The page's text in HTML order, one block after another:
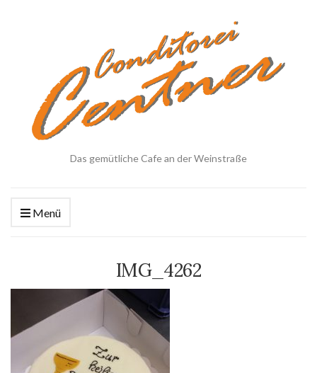
Das gemütliche Cafe an der Weinstraße
Menü
IMG_4262